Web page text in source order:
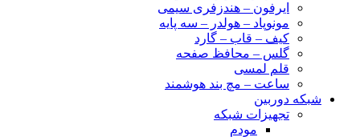
ایرفون – هندزفری سیمی
مونوپاد – هولدر – سه پایه
کیف – قاب – گارد
گلس – محافظ صفحه
قلم لمسی
ساعت – مچ بند هوشمند
شبکه دوربین
تجهیزات شبکه
مودم